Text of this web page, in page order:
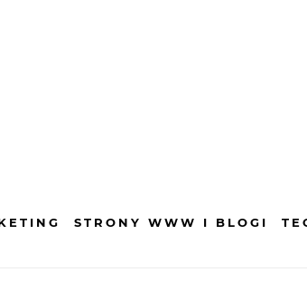
STRONY WWW I BLOGI